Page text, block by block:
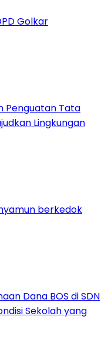
Golkar
Penguatan Tata
Lingkungan
berkedok
Dana BOS di SDN
Sekolah yang